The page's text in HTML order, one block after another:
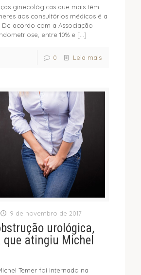
ginecológicas que mais têm
aos consultórios médicos é a
acordo com a Associação
entre 10% e […]
0 Leia mais
9 de novembro de 2017
urológica,
que atingiu Michel
Temer foi internado na